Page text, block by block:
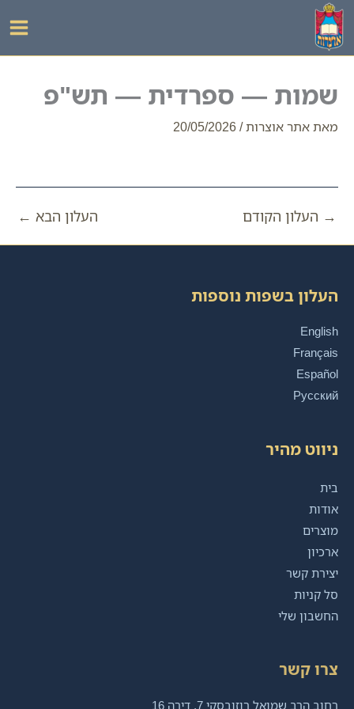
דילוג
לתוכן
שמות — ספרדית — תש"פ
מאתאתר אוצרות/
20/05/2026
→ העלון הקודם העלון הבא ←
העלון בשפות נוספות
English
Français
Español
Русский
ניווט מהיר
בית
אודות
מוצרים
ארכיון
יצירת קשר
סל קניות
החשבון שלי
צרו קשר
רחוב הרב שמואל רוזובסקי 7, דירה 16